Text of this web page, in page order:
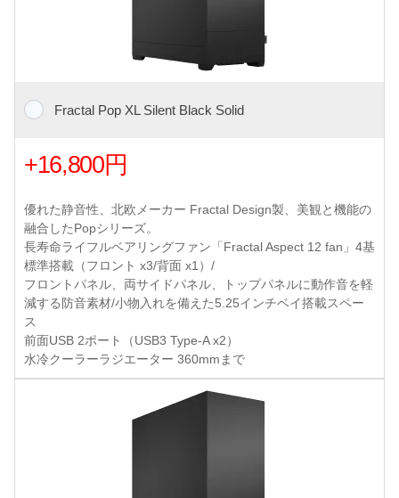
Fractal Pop XL Silent Black Solid
+16,800円
優れた静音性、北欧メーカー Fractal Design製、美観と機能の
融合したPopシリーズ。
長寿命ライフルベアリングファン「Fractal Aspect 12 fan」4基
標準搭載（フロント x3/背面 x1）/
フロントパネル、両サイドパネル、トップパネルに動作音を軽
減する防音素材/小物入れを備えた5.25インチベイ搭載スペー
ス
前面USB 2ポート（USB3 Type-A x2）
水冷クーラーラジエーター 360mmまで